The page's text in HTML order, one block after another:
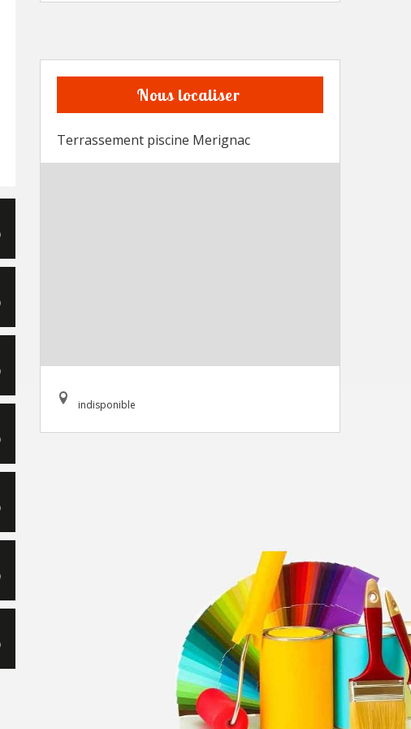
Nous localiser
Terrassement piscine Merignac
indisponible